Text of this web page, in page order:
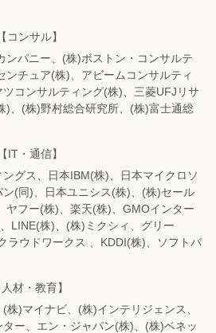
【コンサル】
ンパニー、(株)ボストン・コンサルテ
ンチュア(株)、アビームコンサルティ
コンサルティング(株)、三菱UFJリサ
、 (株)野村総合研究所、(株)富士通総
【IT・通信】
グス、日本IBM(株)、日本マイクロソ
ン(同)、日本ユニシス(株)、(株)セール
ヤフー(株)、楽天(株)、GMOインター
LINE(株)、 (株)ミクシィ、グリー
ウドワークス 、KDDI(株)、
ソフトバ
人材・教育】
)マイナビ、(株)インテリジェンス、
ー、エン・ジャパン(株)、(株)ベネッ